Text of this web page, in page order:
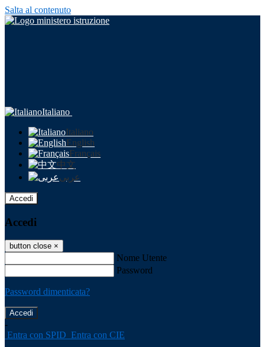
Salta al contenuto
Italiano
Italiano
English
Français
中文
عربى
Accedi
Accedi
button close ×
Nome Utente
Password
Password dimenticata?
-
Entra con SPID Entra con CIE